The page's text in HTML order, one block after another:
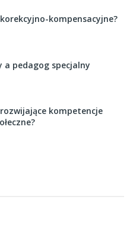
kompensacyjne?
a pedagog specjalny
kompetencje